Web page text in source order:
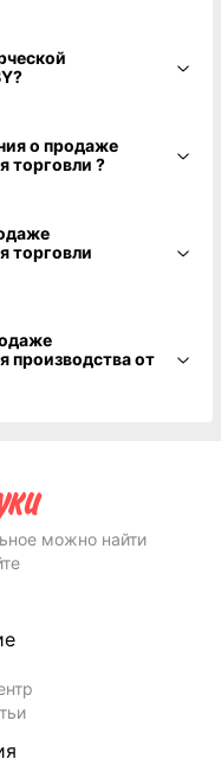
о продаже
недвижимости для торговли ?
можно найти